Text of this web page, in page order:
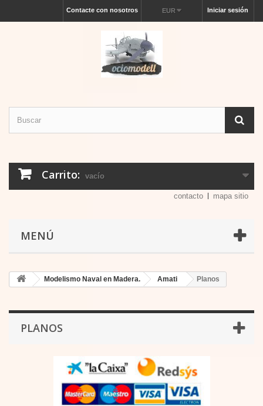
Iniciar sesión
EUR
Contacte con nosotros
Carrito: vacío
contacto mapa sitio
MENÚ
Modelismo Naval en Madera. Amati Planos
PLANOS